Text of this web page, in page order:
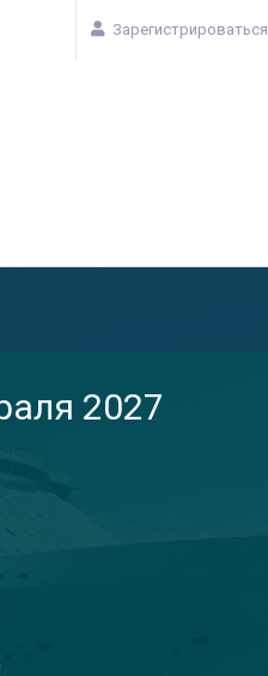
Зарегистрироваться
2027